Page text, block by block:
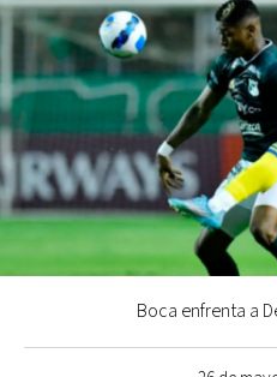
Boca enfrenta a